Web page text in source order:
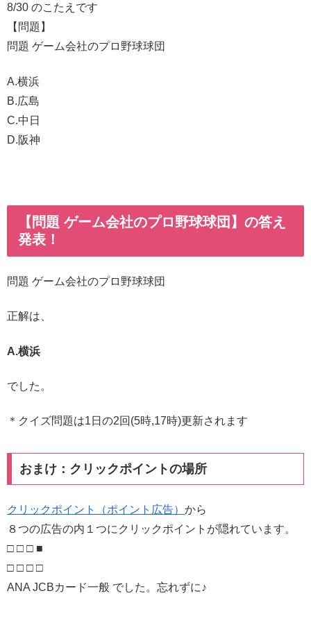
8/30 のこたえです
【問題】
問題 ゲーム会社のプロ野球球団
A.横浜
B.広島
C.中日
D.阪神
【問題 ゲーム会社のプロ野球球団】の答え
発表！
問題 ゲーム会社のプロ野球球団
正解は、
A.横浜
でした。
＊クイズ問題は1日の2回(5時,17時)更新されます
おまけ：クリックポイントの場所
クリックポイント（ポイント広告） から
８つの広告の内１つにクリックポイントが隠れています。
□ □ □ ■
□ □ □ □
ANA JCBカード一般 でした。忘れずに♪